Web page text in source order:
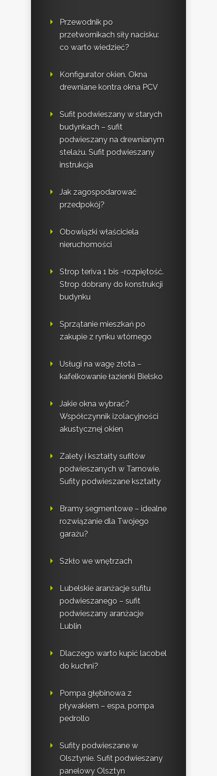
Przewodnik po
przetwornikach siły nacisku:
co warto wiedzieć?
Konfigurator okien. Okna
drewniane kontra okna PCV
Sufit podwieszany w starych
budynkach – sufit
podwieszany na drewnianym
stelażu. Sufit podwieszany
instrukcja
Jak zagospodarować
przedpokój?
Obowiązki właściciela
nieruchomości
Strop teriva 1 bis -rozpiętość.
Strop dobrany do konstrukcji
budynku
Sprzątanie mieszkań po
zakupie z rynku wtórnego
Usługi na wagę złota –
kafelkowanie łazienki Bielsko
Jakie okna wybrać?
Współczynnik izolacyjności
akustycznej okien
Zalety i kształty sufitów
podwieszanych w Tarnowie.
Sufity podwieszane kształty
Bramy segmentowe – idealne
rozwiązanie dla Twojego
garażu?
Szkło we wnętrzach
Lubelskie aranżacje sufitu
podwieszanego – sufit
podwieszany aranżacje
Lublin
Dlaczego warto kupić lacobel
do kuchni?
Pompa głębinowa z
pływakiem – espa, pompa
pedrollo
Sufity podwieszane w
Olsztynie. Sufit podwieszany
panelowy Olsztyn